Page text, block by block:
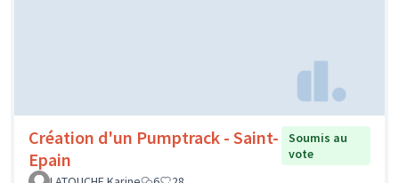
Création d'un Pumptrack - Saint-
Epain
Soumis au
vote